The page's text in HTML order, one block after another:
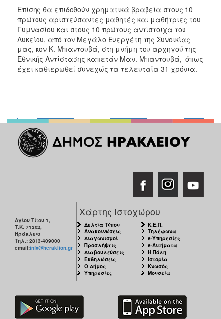
Επίσης θα επιδοθούν χρηματικά βραβεία στους 10
πρώτους αριστεύσαντες μαθητές και μαθήτριες του
Γυμνασίου και στους 10 πρώτους αντίστοιχα του
Λυκείου, από τον Μεγάλο Ευεργέτη της Συνοικίας
μας, κον Κ. Μπαντουβά, στη μνήμη του αρχηγού της
Εθνικής Αντίστασης καπετάν Μαν. Μπαντουβά, όπως
έχει καθιερωθεί συνεχώς τα τελευταία 31 χρόνια.
Αγίου Τίτου 1,
Τ.Κ. 71202,
Ηράκλειο
Τηλ.: 2813-409000
email:info@heraklion.gr
Χάρτης Ιστοχώρου
Δελτία Τύπου
Ανακοινώσεις
Διαγωνισμοί
Προσλήψεις
Διαβουλεύσεις
Εκδηλώσεις
Ο Δήμος
Υπηρεσίες
Κ.Ε.Π.
Τηλέφωνα
e-Υπηρεσίες
e-Αιτήματα
Η Πόλη
Ιστορία
Κνωσός
Μουσεία